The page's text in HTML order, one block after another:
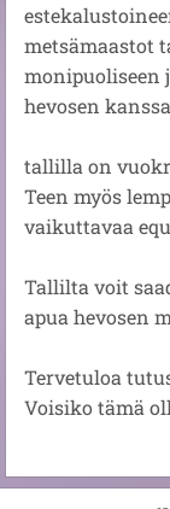
metsämaastot
monipuoliseen
hevosen
tallilla on
Teen myös
vaikuttavaa
Tallilta voit
apua hevosen
Tervetuloa
Voisiko tämä